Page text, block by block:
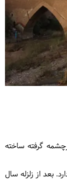
گرفته ساخته
بعد از زلزله سال